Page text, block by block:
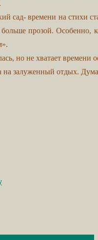
сад- времени на стихи
больше прозой.
но не хватает
залуженный отдых.